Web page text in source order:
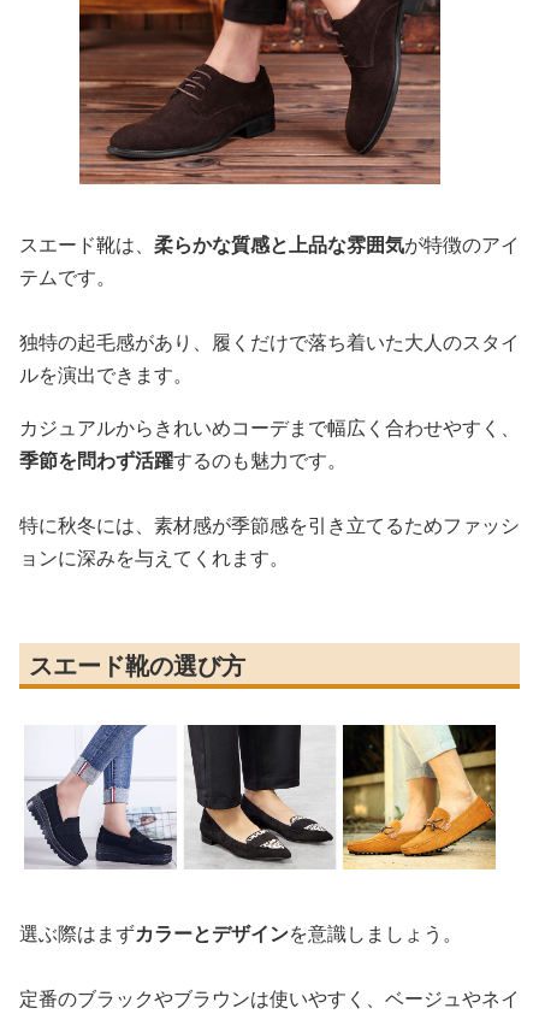
スエード靴は、 柔らかな質感と上品な雰囲気が特徴のアイ
テムです。
独特の起毛感があり、履くだけで落ち着いた大人のスタイ
ルを演出できます。
カジュアルからきれいめコーデまで幅広く合わせやすく、
季節を問わず活躍するのも魅力です。
特に秋冬には、素材感が季節感を引き立てるためファッシ
ョンに深みを与えてくれます。
スエード靴の選び方
選ぶ際はまずカラーとデザインを意識しましょう。
定番のブラックやブラウンは使いやすく、ベージュやネイ